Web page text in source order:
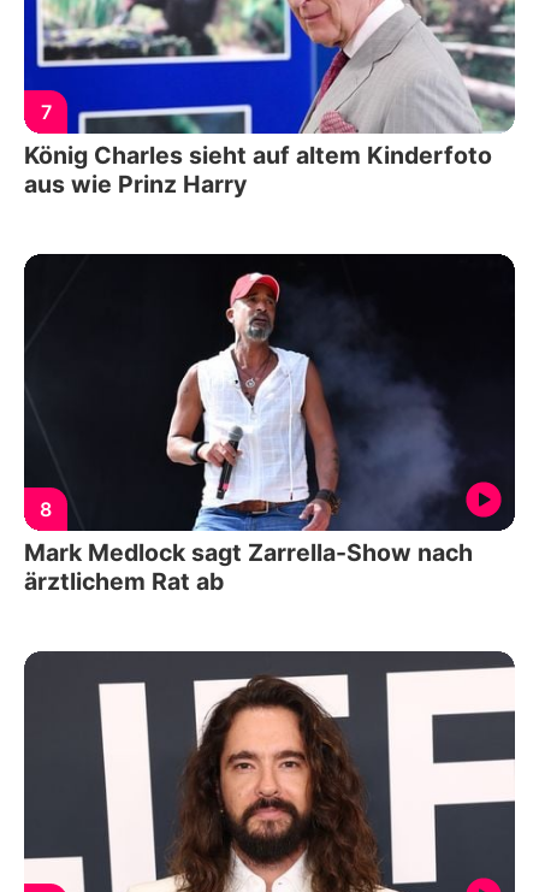
7
König Charles sieht auf altem Kinderfoto
aus wie Prinz Harry
8
Mark Medlock sagt Zarrella-Show nach
ärztlichem Rat ab